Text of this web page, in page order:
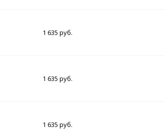
1 635 руб.
1 635 руб.
1 635 руб.